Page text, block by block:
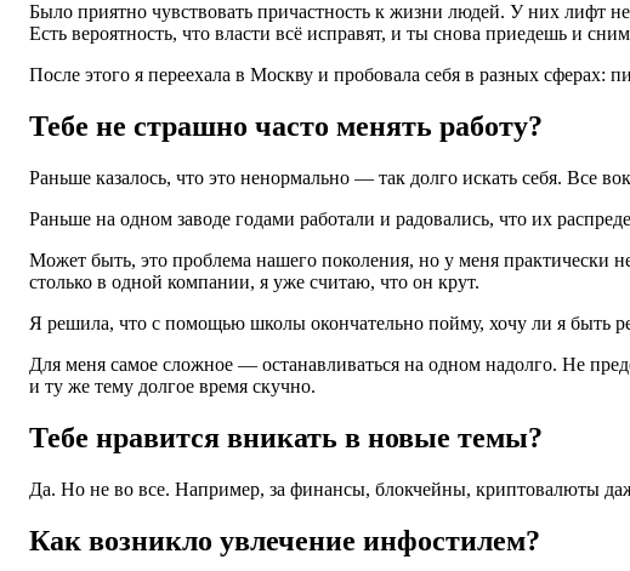
Было приятно чувствовать причастность к жизни людей. У них лифт
Есть вероятность, что власти всё исправят, и ты снова приедешь и
После этого я переехала в Москву и пробовала себя в разных сферах:
Тебе не страшно часто менять работу?
Раньше казалось, что это ненормально — так долго искать себя. Все
Раньше на одном заводе годами работали и радовались, что их
Может быть, это проблема нашего поколения, но у меня практически
столько в одной компании, я уже считаю, что он крут.
Я решила, что с помощью школы окончательно пойму, хочу ли я быть
Для меня самое сложное — останавливаться на одном надолго. Не
и ту же тему долгое время скучно.
Тебе нравится вникать в новые темы?
Да. Но не во все. Например, за финансы, блокчейны, криптовалюты
Как возникло увлечение инфостилем?